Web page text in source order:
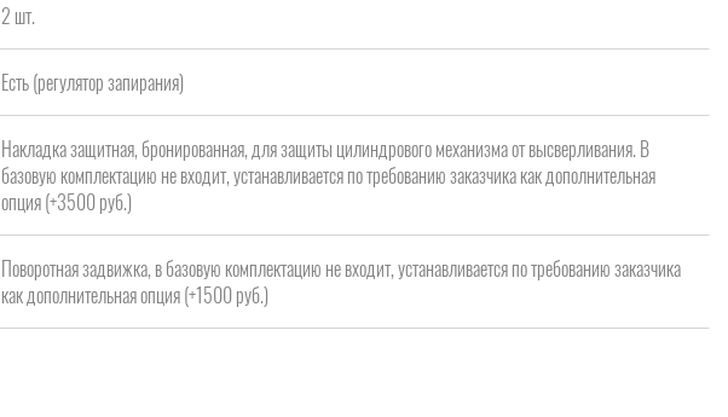
2 шт.
Есть (регулятор запирания)
Накладка защитная, бронированная, для защиты цилиндрового механизма от высверливания. В
базовую комплектацию не входит, устанавливается по требованию заказчика как дополнительная
опция (+3500 руб.)
Поворотная задвижка, в базовую комплектацию не входит, устанавливается по требованию заказчика
как дополнительная опция (+1500 руб.)